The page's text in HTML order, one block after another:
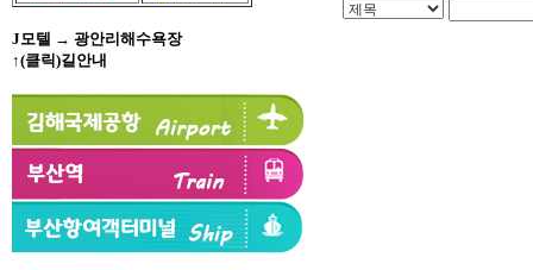
J모텔 → 광안리해수욕장
↑(클릭)길안내